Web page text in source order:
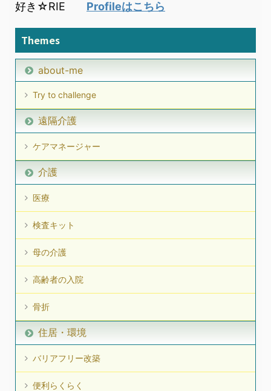
好き☆RIE Profileはこちら
Themes
about-me
Try to challenge
遠隔介護
ケアマネージャー
介護
医療
検査キット
母の介護
高齢者の入院
骨折
住居・環境
バリアフリー改築
便利らくらく